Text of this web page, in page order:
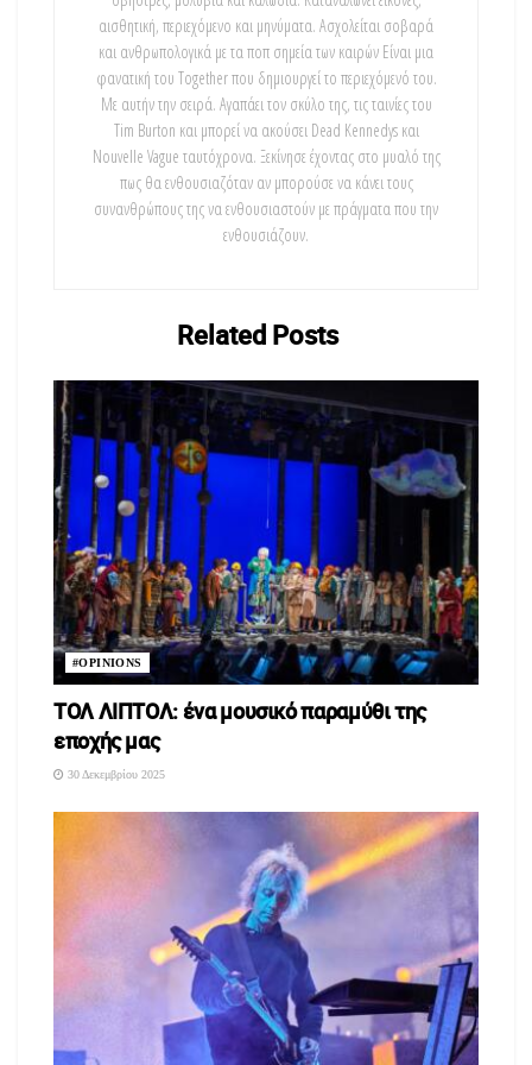
Mean Girls (2004), του MarkWaters
Η Cody Heron (Lidsay Lohan) είναι ένα 15χρονο κορίτσι το
οποίο μεγάλωσε στην Αφρική με τους ζωολόγους γονείς της.
Όταν επιστρέφουν οικογενειακώς σε μια μικρή πόλη των ΗΠΑ,
θα φοιτήσει για πρώτη φορά σε δημόσιο σχολείο. Κατά τη
διάρκεια της σχολικής χρονιάς, θα προσπαθήσει, παρά τις
προειδοποιήσεις των φίλων της, να ενταχθεί στην παρέα των
αισθητική, περιεχόμενο και μηνύματα. Ασχολείται σοβαρά
και ανθρωπολογικά με τα ποπ σημεία των καιρών Είναι μια
φανατική του Τοgether που δημιουργεί το περιεχόμενό του.
Με αυτήν την σειρά. Αγαπάει τον σκύλο της, τις ταινίες του
Tim Burton και μπορεί να ακούσει Dead Kennedys και
Nouvelle Vague ταυτόχρονα. Ξεκίνησε έχοντας στο μυαλό της
πως θα ενθουσιαζόταν αν μπορούσε να κάνει τους
συνανθρώπους της να ενθουσιαστούν με πράγματα που την
ενθουσιάζουν.
RelatedPosts
#OPINIONS
ΤΟΛ ΛΙΠΤΟΛ: ένα μουσικό παραμύθι της
εποχής μας
30 Δεκεμβρίου 2025